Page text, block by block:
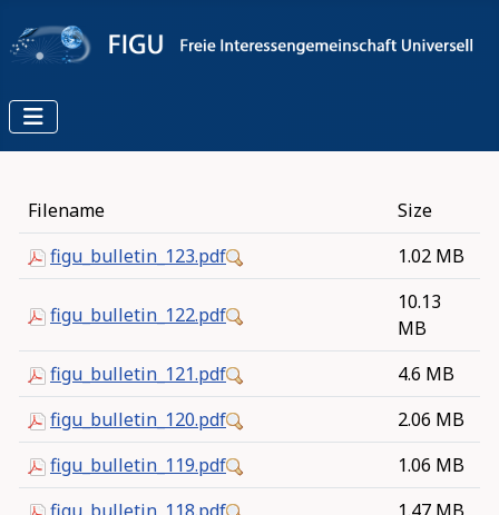
Filename
Size
figu_bulletin_123.pdf
1.02 MB
figu_bulletin_122.pdf
10.13
MB
figu_bulletin_121.pdf
4.6 MB
figu_bulletin_120.pdf
2.06 MB
figu_bulletin_119.pdf
1.06 MB